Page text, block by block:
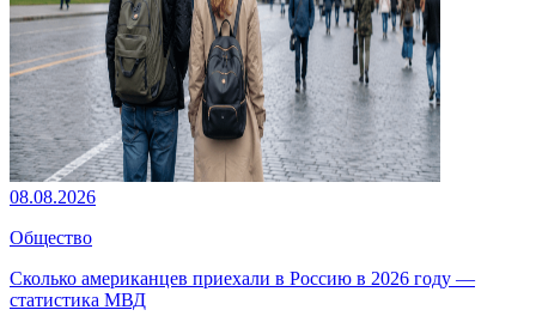
08.08.2026
Общество
Сколько американцев приехали в Россию в 2026 году —
статистика МВД